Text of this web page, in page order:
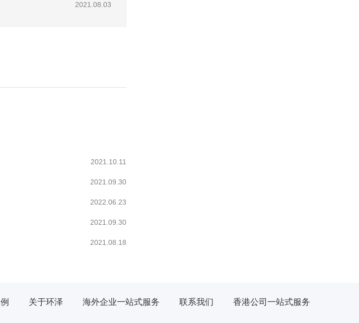
2021.08.03
2021.10.11
2021.09.30
2022.06.23
2021.09.30
2021.08.18
关于环泽 海外企业一站式服务 联系我们 香港公司一站式服务